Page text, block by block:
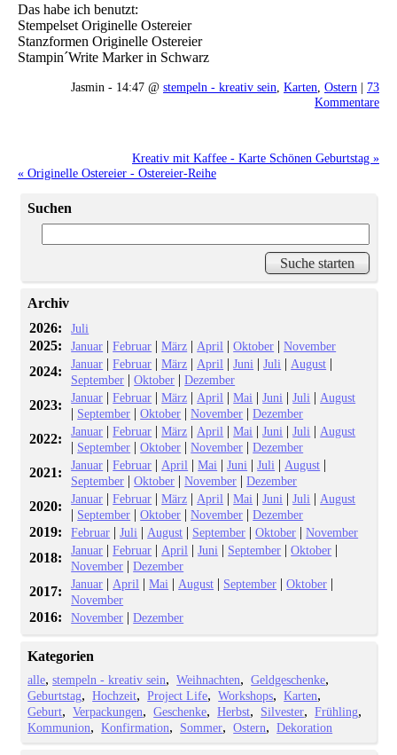
Das habe ich benutzt:
Stempelset Originelle Ostereier
Stanzformen Originelle Ostereier
Stampin´Write Marker in Schwarz
Jasmin - 14:47 @ stempeln - kreativ sein Karten Ostern | 73
Kommentare
Kreativ mit Kaffee - Karte Schönen Geburtstag »
« Originelle Ostereier - Ostereier-Reihe
Suchen
Archiv
2026:
Juli
2025: Januar |Februar |März | April |Oktober |November
2024: Januar |Februar |März | April |Juni |Juli | August |
September |Oktober |Dezember
2023: Januar |Februar |März | April |Mai |Juni |Juli | August
| September |Oktober |November |Dezember
2022: Januar |Februar |März | April |Mai |Juni |Juli | August
| September |Oktober |November |Dezember
2021: Januar |Februar | April |Mai |Juni |Juli | August |
September |Oktober |November |Dezember
2020: Januar |Februar |März | April |Mai |Juni |Juli | August
| September |Oktober |November |Dezember
2019: Februar |Juli | August | September |Oktober |November
2018: Januar |Februar | April |Juni | September |Oktober |
November |Dezember
2017: Januar | April |Mai | August | September |Oktober |
November
2016: November |Dezember
Kategorien
alle stempeln - kreativ sein Weihnachten
Geldgeschenke
Geburtstag
Hochzeit Project Life Workshops
Karten
Geburt
Verpackungen Geschenke Herbst Silvester
Frühling
Kommunion
Konfirmation Sommer Ostern Dekoration